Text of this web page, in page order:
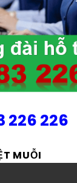
226 226
MUỖI